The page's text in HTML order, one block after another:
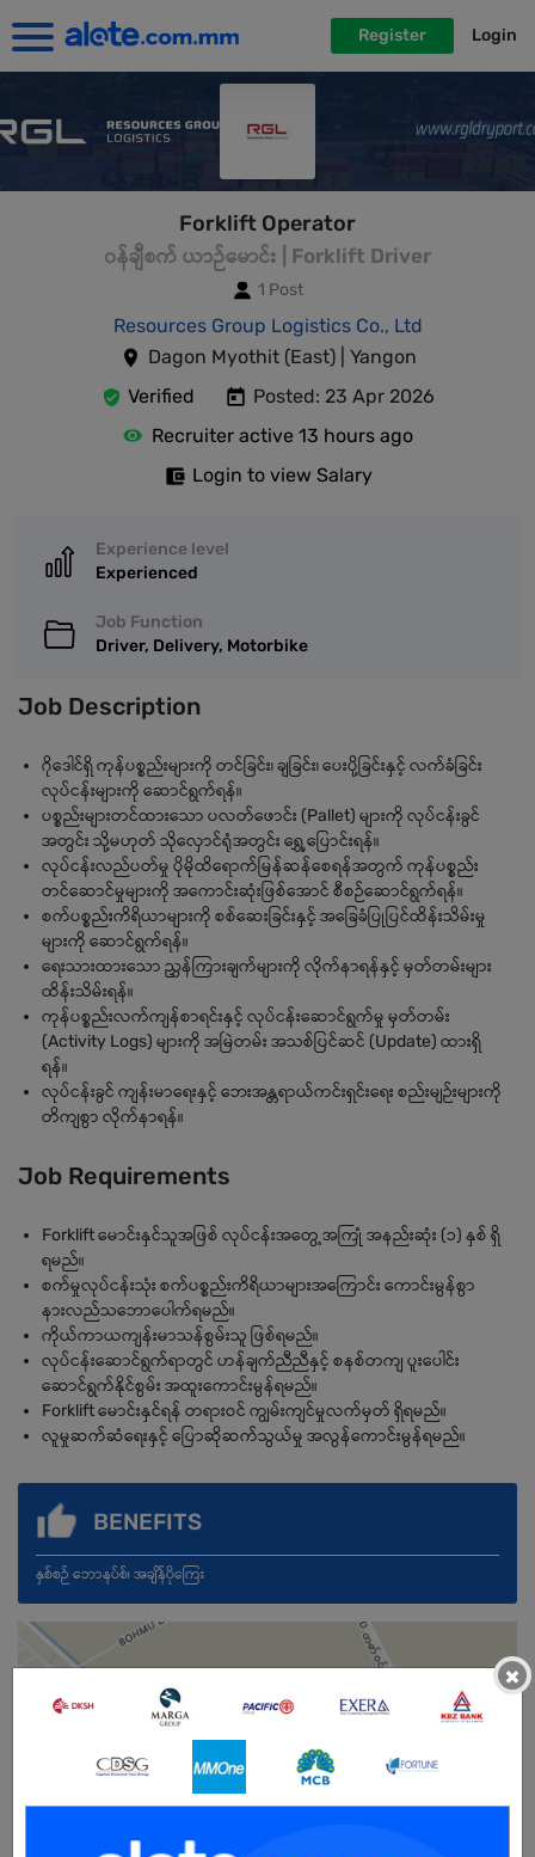
Register Login
Forklift Operator
၀န်ချီစက် ယာဉ်မောင်း | Forklift Driver
1 Post
Resources Group Logistics Co., Ltd
Dagon Myothit (East) | Yangon
Verified
Posted: 23 Apr 2026
Recruiter active 13 hours ago
Login to view Salary
Experience level
Experienced
Job Function
Driver, Delivery, Motorbike
Job Description
ဂိုဒေါင်ရှိ ကုန်ပစ္စည်းများကို တင်ခြင်း၊ ချခြင်း၊ ပေးပို့ခြင်းနှင့် လက်ခံခြင်း
လုပ်ငန်းများကို ဆောင်ရွက်ရန်။
ပစ္စည်းများတင်ထားသော ပလတ်ဖောင်း (Pallet) များကို လုပ်ငန်းခွင်
အတွင်း သို့မဟုတ် သိုလှောင်ရုံအတွင်း ရွှေ့ပြောင်းရန်။
လုပ်ငန်းလည်ပတ်မှု ပိုမိုထိရောက်မြန်ဆန်စေရန်အတွက် ကုန်ပစ္စည်း
တင်ဆောင်မှုများကို အကောင်းဆုံးဖြစ်အောင် စီစဉ်ဆောင်ရွက်ရန်။
စက်ပစ္စည်းကိရိယာများကို စစ်ဆေးခြင်းနှင့် အခြေခံပြုပြင်ထိန်းသိမ်းမှု
များကို ဆောင်ရွက်ရန်။
ရေးသားထားသော ညွှန်ကြားချက်များကို လိုက်နာရန်နှင့် မှတ်တမ်းများ
ထိန်းသိမ်းရန်။
ကုန်ပစ္စည်းလက်ကျန်စာရင်းနှင့် လုပ်ငန်းဆောင်ရွက်မှု မှတ်တမ်း
(Activity Logs) များကို အမြဲတမ်း အသစ်ပြင်ဆင် (Update) ထားရှိ
ရန်။
လုပ်ငန်းခွင် ကျန်းမာရေးနှင့် ဘေးအန္တရာယ်ကင်းရှင်းရေး စည်းမျဉ်းများကို
တိကျစွာ လိုက်နာရန်။
Job Requirements
Forklift မောင်းနှင်သူအဖြစ် လုပ်ငန်းအတွေ့အကြုံ အနည်းဆုံး (၁) နှစ် ရှိ
ရမည်။
စက်မှုလုပ်ငန်းသုံး စက်ပစ္စည်းကိရိယာများအကြောင်း ကောင်းမွန်စွာ
နားလည်သဘောပေါက်ရမည်။
ကိုယ်ကာယကျန်းမာသန်စွမ်းသူ ဖြစ်ရမည်။
လုပ်ငန်းဆောင်ရွက်ရာတွင် ဟန်ချက်ညီညီနှင့် စနစ်တကျ ပူးပေါင်း
ဆောင်ရွက်နိုင်စွမ်း အထူးကောင်းမွန်ရမည်။
Forklift မောင်းနှင်ရန် တရားဝင် ကျွမ်းကျင်မှုလက်မှတ် ရှိရမည်။
လူမှုဆက်ဆံရေးနှင့် ပြောဆိုဆက်သွယ်မှု အလွန်ကောင်းမွန်ရမည်။
BENEFITS
နှစ်စဉ် ဘောနပ်စ်၊ အချိန်ပိုကြေး
×